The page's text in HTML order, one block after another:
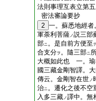
法則事理互表立第
密法審論要抄
2 一。蘇悉地經
軍荼利菩薩ノ説三部
部ニ。是自前方便至
合支分ヲ 。隨三部ニ
大概如此也 一。瑜
國三藏金剛智譯。
傳云。金剛智在世ノ
治ニ。遷化之後不空
入多三藏ノ譯中。無